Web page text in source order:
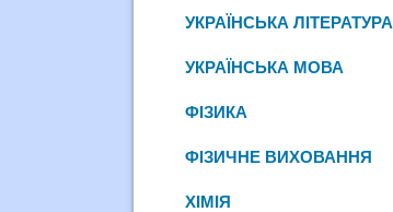
УКРАЇНСЬКА ЛІТЕРАТУРА
УКРАЇНСЬКА МОВА
ФІЗИКА
ФІЗИЧНЕ ВИХОВАННЯ
ХІМІЯ